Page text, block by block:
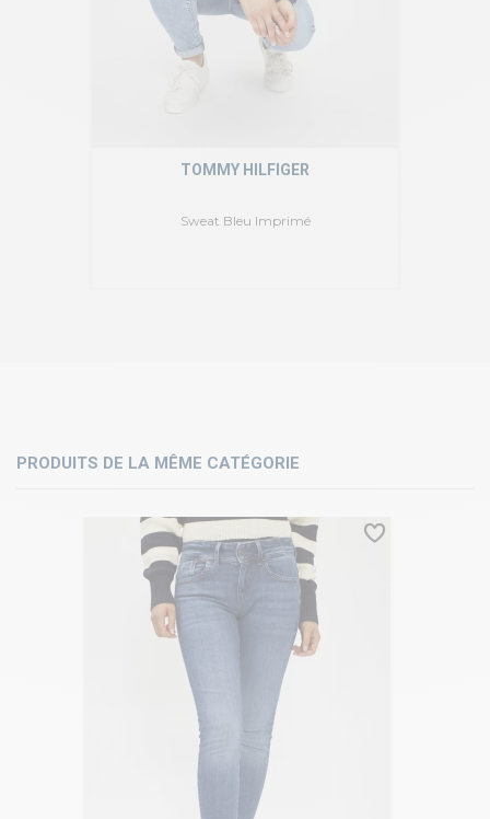
Sweat Bleu Imprimé
TOMMY HILFIGER
PRODUITS DE LA MÊME CATÉGORIE